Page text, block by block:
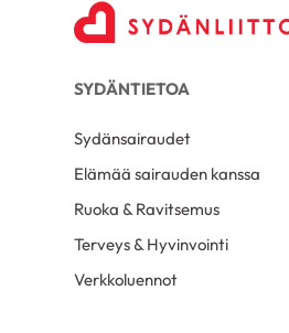
SYDÄNTIETOA
Sydänsairaudet
Elämää sairauden kanssa
Ruoka & Ravitsemus
Terveys & Hyvinvointi
Verkkoluennot